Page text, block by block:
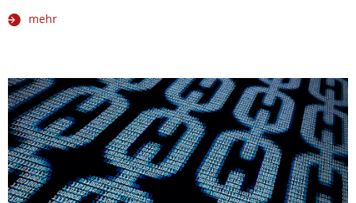
mehr